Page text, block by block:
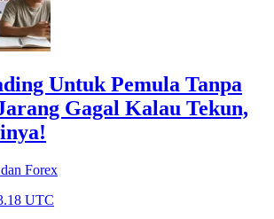
Untuk Pemula Tanpa
Gagal Kalau Tekun,
Forex
UTC